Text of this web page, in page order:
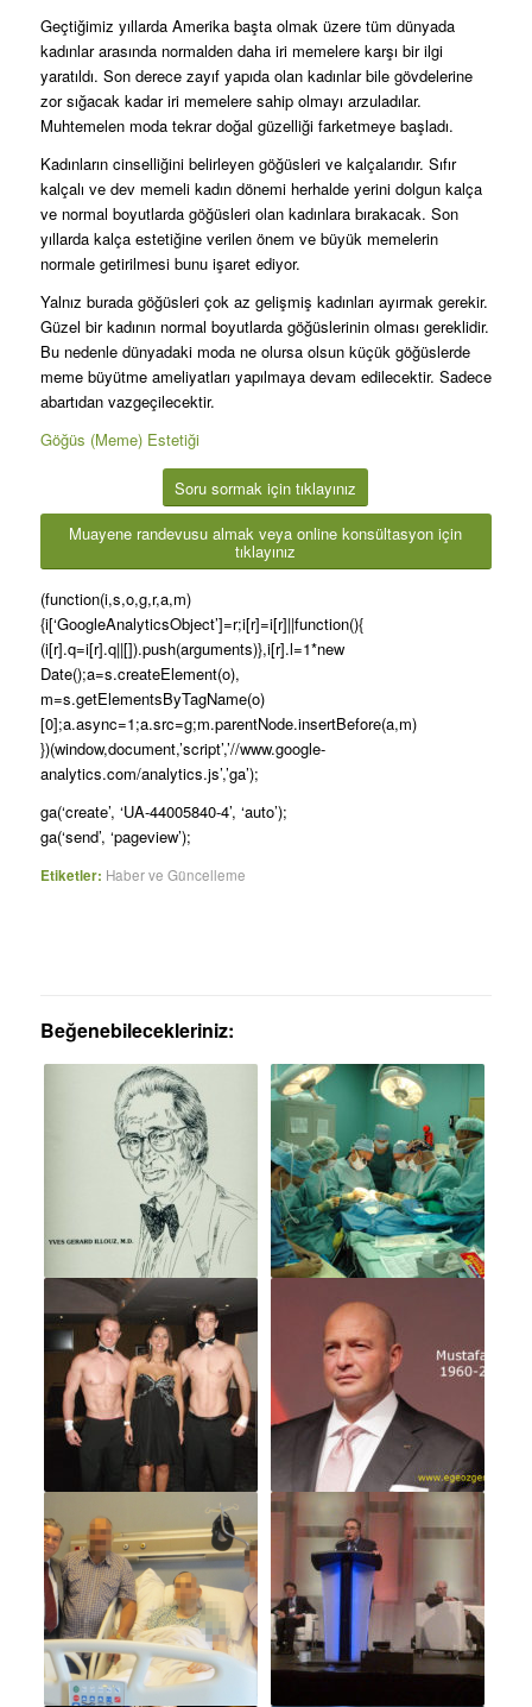
Geçtiğimiz yıllarda Amerika başta olmak üzere tüm dünyada
kadınlar arasında normalden daha iri memelere karşı bir ilgi
yaratıldı. Son derece zayıf yapıda olan kadınlar bile gövdelerine
zor sığacak kadar iri memelere sahip olmayı arzuladılar.
Muhtemelen moda tekrar doğal güzelliği farketmeye başladı.
Kadınların cinselliğini belirleyen göğüsleri ve kalçalarıdır. Sıfır
kalçalı ve dev memeli kadın dönemi herhalde yerini dolgun kalça
ve normal boyutlarda göğüsleri olan kadınlara bırakacak. Son
yıllarda kalça estetiğine verilen önem ve büyük memelerin
normale getirilmesi bunu işaret ediyor.
Yalnız burada göğüsleri çok az gelişmiş kadınları ayırmak gerekir.
Güzel bir kadının normal boyutlarda göğüslerinin olması gereklidir.
Bu nedenle dünyadaki moda ne olursa olsun küçük göğüslerde
meme büyütme ameliyatları yapılmaya devam edilecektir. Sadece
abartıdan vazgeçilecektir.
Göğüs (Meme) Estetiği
Soru sormak için tıklayınız
Muayene randevusu almak veya online konsültasyon için
tıklayınız
(function(i,s,o,g,r,a,m)
{i[‘GoogleAnalyticsObject’]=r;i[r]=i[r]||function(){
(i[r].q=i[r].q||[]).push(arguments)},i[r].l=1*new
Date();a=s.createElement(o),
m=s.getElementsByTagName(o)
[0];a.async=1;a.src=g;m.parentNode.insertBefore(a,m)
})(window,document,’script’,’//www.google-
analytics.com/analytics.js’,’ga’);
ga(‘create’, ‘UA-44005840-4’, ‘auto’);
ga(‘send’, ‘pageview’);
Etiketler: Haber ve Güncelleme
Beğenebilecekleriniz: